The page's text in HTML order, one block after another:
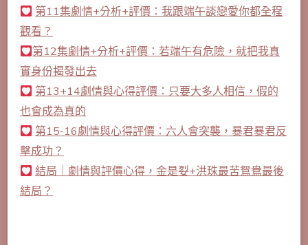
第11集劇情+分析+評價：我跟端午談戀愛你都全程
觀看？
第12集劇情+分析+評價：若端午有危險，就把我真
實身份揭發出去
第13+14劇情與心得評價：只要大多人相信，假的
也會成為真的
第15-16劇情與心得評價：六人會突襲，暴君暴君反
擊成功？
結局｜劇情與評價心得，金是姴+洪珠最苦鴛鴦最後
結局？